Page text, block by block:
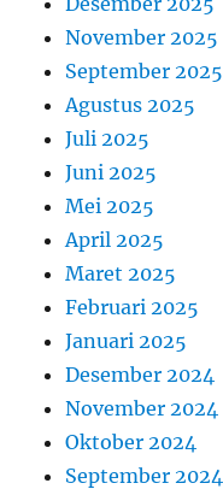
November 2025
September 2025
Agustus 2025
Juli 2025
Juni 2025
Mei 2025
April 2025
Maret 2025
Februari 2025
Januari 2025
Desember 2024
November 2024
Oktober 2024
September 2024